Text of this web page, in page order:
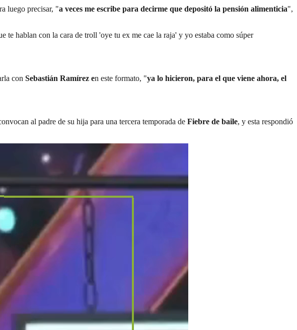
luego precisar, "a veces me escribe para decirme que depositó la pensión alimenticia",
te hablan con la cara de troll 'oye tu ex me cae la raja' y yo estaba como súper
con Sebastián Ramírez en este formato, "ya lo hicieron, para el que viene ahora, el
al padre de su hija para una tercera temporada de Fiebre de baile, y esta respondió